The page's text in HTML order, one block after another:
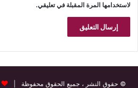
لاستخدامها المرة المقبلة في تعليقي.
© حقوق النشر ، جميع الحقوق محفوظة |